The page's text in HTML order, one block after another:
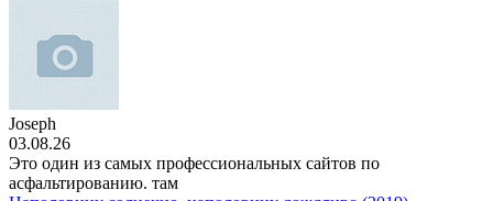
Joseph
03.08.26
Это один из самых профессиональных сайтов по
асфальтированию. там